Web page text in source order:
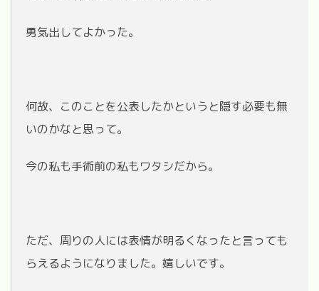
勇気出してよかった。
何故、このことを公表したかというと隠す必要も無
いのかなと思って。
今の私も手術前の私もワタシだから。
ただ、周りの人には表情が明るくなったと言っても
らえるようになりました。嬉しいです。